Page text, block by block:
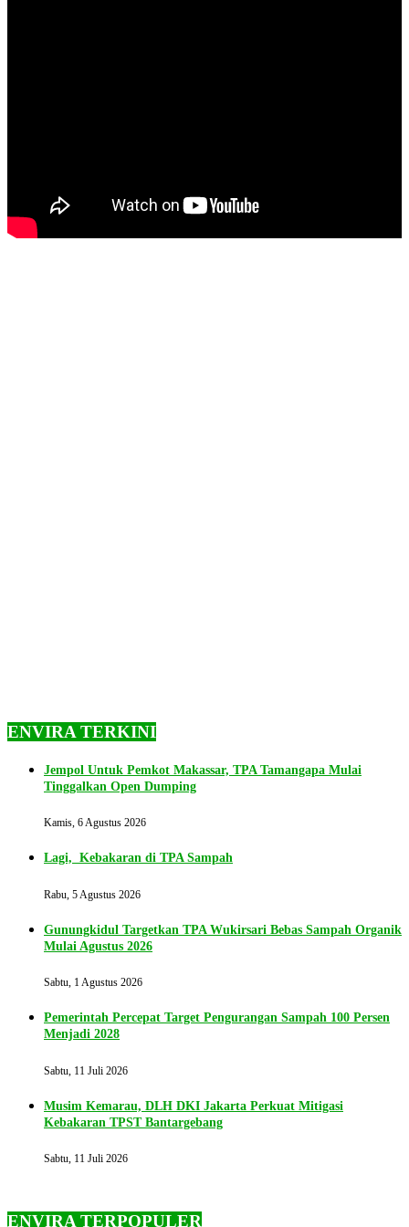
ENVIRA TERKINI
Jempol Untuk Pemkot Makassar, TPA Tamangapa Mulai
Tinggalkan Open Dumping
Kamis, 6 Agustus 2026
Lagi, Kebakaran di TPA Sampah
Rabu, 5 Agustus 2026
Gunungkidul Targetkan TPA Wukirsari Bebas Sampah Organik
Mulai Agustus 2026
Sabtu, 1 Agustus 2026
Pemerintah Percepat Target Pengurangan Sampah 100 Persen
Menjadi 2028
Sabtu, 11 Juli 2026
Musim Kemarau, DLH DKI Jakarta Perkuat Mitigasi
Kebakaran TPST Bantargebang
Sabtu, 11 Juli 2026
ENVIRA TERPOPULER